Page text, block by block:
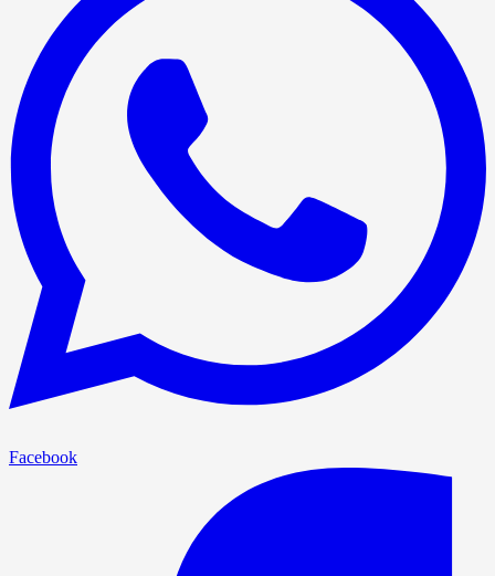
Facebook